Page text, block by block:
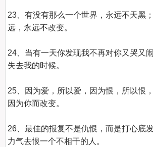
23、有没有那么一个世界，永远不天黑
远，永远不改变。
24、当有一天你发现我不再对你又哭又
失去我的时候。
25、因为爱，所以爱，因为恨，所以恨
因为你而改变。
26、最佳的报复不是仇恨，而是打心底
力气去恨一个不相干的人。